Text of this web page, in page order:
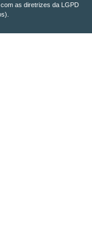
as diretrizes da LGPD